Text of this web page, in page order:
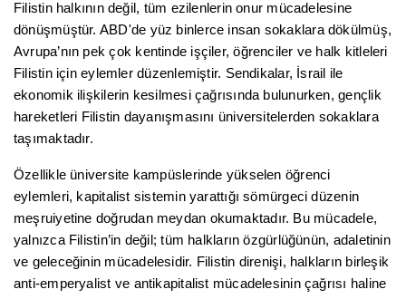
Filistin halkının değil, tüm ezilenlerin onur mücadelesine
dönüşmüştür. ABD'de yüz binlerce insan sokaklara dökülmüş,
Avrupa’nın pek çok kentinde işçiler, öğrenciler ve halk kitleleri
Filistin için eylemler düzenlemiştir. Sendikalar, İsrail ile
ekonomik ilişkilerin kesilmesi çağrısında bulunurken, gençlik
hareketleri Filistin dayanışmasını üniversitelerden sokaklara
taşımaktadır.
Özellikle üniversite kampüslerinde yükselen öğrenci
eylemleri, kapitalist sistemin yarattığı sömürgeci düzenin
meşruiyetine doğrudan meydan okumaktadır. Bu mücadele,
yalnızca Filistin’in değil; tüm halkların özgürlüğünün, adaletinin
ve geleceğinin mücadelesidir. Filistin direnişi, halkların birleşik
anti-emperyalist ve antikapitalist mücadelesinin çağrısı haline